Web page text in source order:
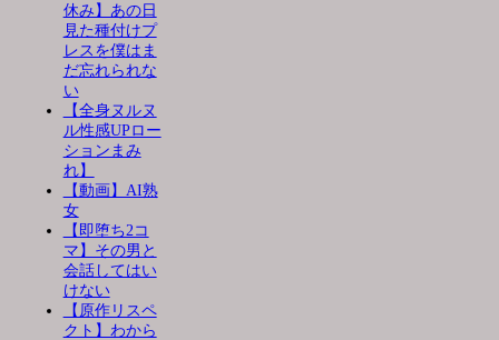
休み】あの日
見た種付けプ
レスを僕はま
だ忘れられな
い
【全身ヌルヌ
ル性感UPロー
ションまみ
れ】
【動画】AI熟
女
【即堕ち2コ
マ】その男と
会話してはい
けない
【原作リスペ
クト】わから